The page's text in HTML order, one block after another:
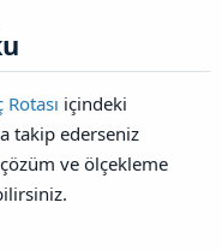
içindeki
takip ederseniz
ve ölçekleme